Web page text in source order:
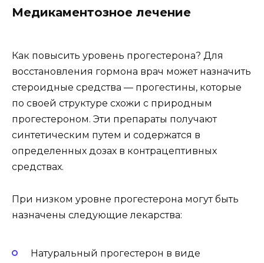
Медикаментозное лечение
Как повысить уровень прогестерона? Для
восстановления гормона врач может назначить
стероидные средства — прогестины, которые
по своей структуре схожи с природным
прогестероном. Эти препараты получают
синтетическим путем и содержатся в
определенных дозах в контрацептивных
средствах.
При низком уровне прогестерона могут быть
назначены следующие лекарства:
Натуральный прогестерон в виде